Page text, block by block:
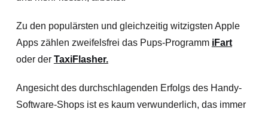
Zu den populärsten und gleichzeitig witzigsten Apple
Apps zählen zweifelsfrei das Pups-Programm iFart
oder der TaxiFlasher.
Angesicht des durchschlagenden Erfolgs des Handy-
Software-Shops ist es kaum verwunderlich, das immer